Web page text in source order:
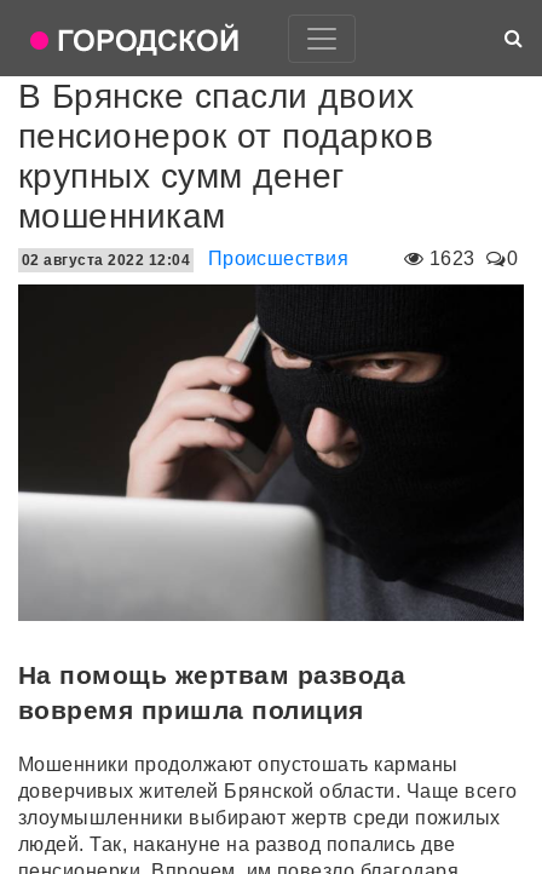
В Брянске спасли двоих
пенсионерок от подарков
крупных сумм денег
мошенникам
1623 0
02 августа 2022 12:04 Происшествия
На помощь жертвам развода
вовремя пришла полиция
Мошенники продолжают опустошать карманы
доверчивых жителей Брянской области. Чаще всего
злоумышленники выбирают жертв среди пожилых
людей. Так, накануне на развод попались две